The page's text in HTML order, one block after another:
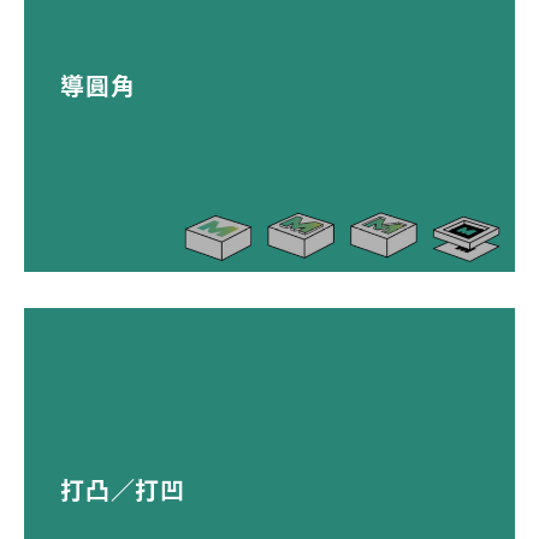
導圓角
打凸／打凹